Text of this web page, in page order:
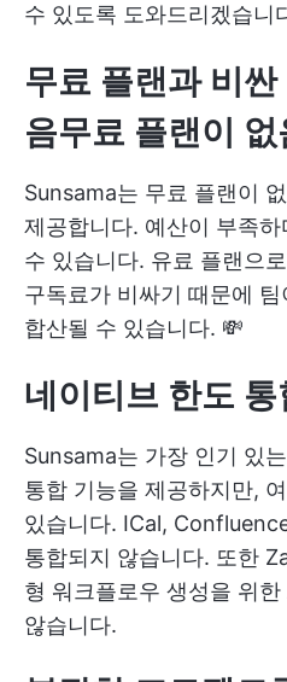
수 있도록 도와드리겠습니
무료 플랜과 비
음무료 플랜이 없
Sunsama는 무료 플랜이
제공합니다. 예산이 부족
수 있습니다. 유료 플랜으
구독료가 비싸기 때문에
합산될 수 있습니다. 💸
네이티브 한도 통
Sunsama는 가장 인기 있
통합 기능을 제공하지만,
있습니다. ICal,
통합되지 않습니다. 또한
형 워크플로우 생성을 위
않습니다.